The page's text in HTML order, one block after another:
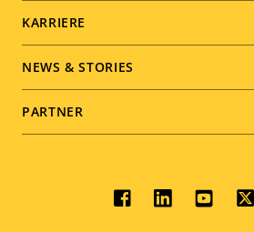
KARRIERE
NEWS & STORIES
PARTNER
Social